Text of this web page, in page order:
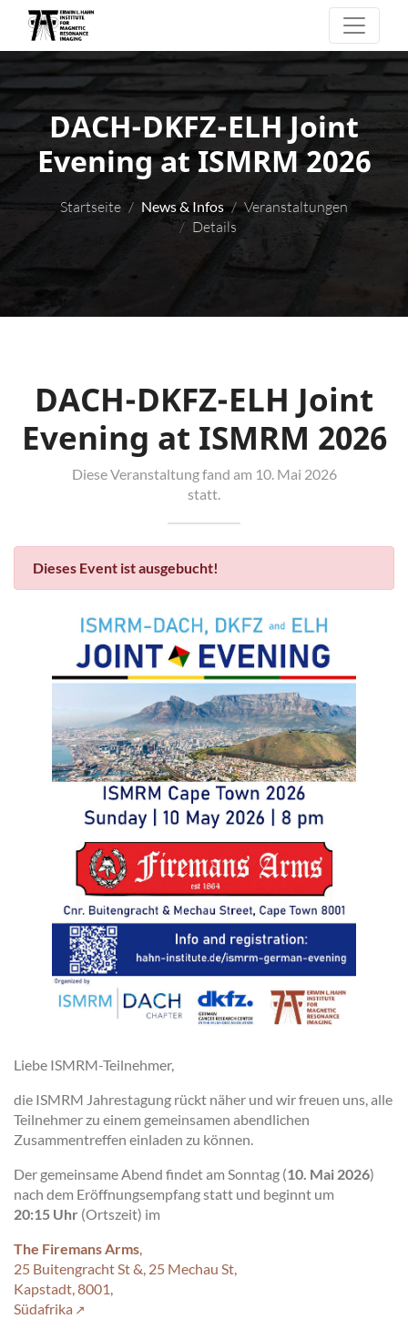
DACH-DKFZ-ELH Joint
Evening at ISMRM 2026
Startseite News & Infos
Veranstaltungen
Details
DACH-DKFZ-ELH Joint
Evening at ISMRM 2026
Diese Veranstaltung fand am 10. Mai 2026
statt.
Dieses Event ist ausgebucht!
Liebe ISMRM-Teilnehmer,
die ISMRM Jahrestagung rückt näher und wir freuen uns, alle
Teilnehmer zu einem gemeinsamen abendlichen
Zusammentreffen einladen zu können.
Der gemeinsame Abend findet am Sonntag (10. Mai 2026)
nach dem Eröffnungsempfang statt und beginnt um
20:15 Uhr (Ortszeit) im
The Firemans Arms,
25 Buitengracht St &, 25 Mechau St,
Kapstadt, 8001,
Südafrika